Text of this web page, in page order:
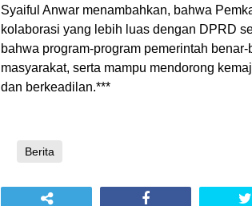
Syaiful Anwar menambahkan, bahwa
kolaborasi yang lebih luas dengan DPRD
bahwa program-program pemerintah
masyarakat, serta mampu mendorong
dan berkeadilan.***
Berita